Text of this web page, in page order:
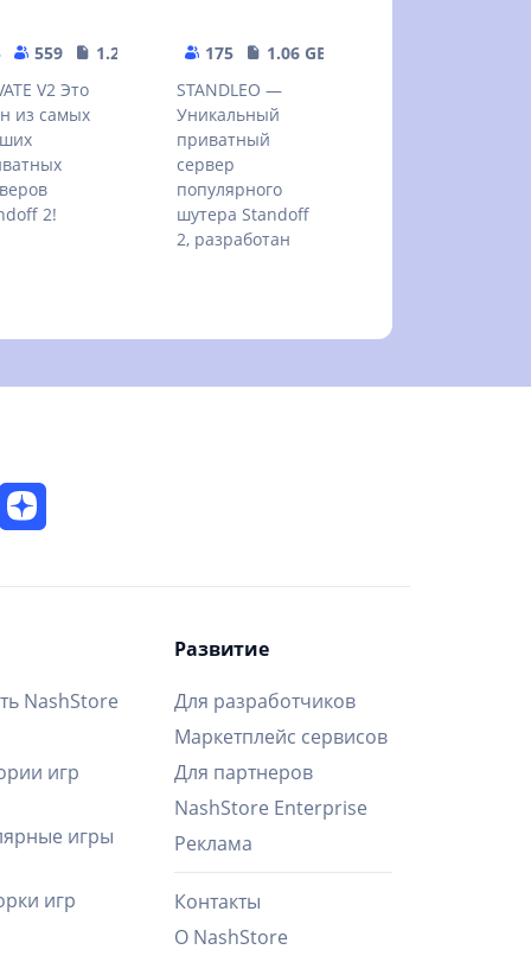
559
1.27 GB
V2 Это
из самых
2!
175
1.06 GB
STANDLEO —
Уникальный
приватный
сервер
популярного
шутера Standoff
2, разработан
NashStore
игр
игры
игр
Развитие
Для разработчиков
Маркетплейс сервисов
Для партнеров
NashStore Enterprise
Реклама
Контакты
О NashStore